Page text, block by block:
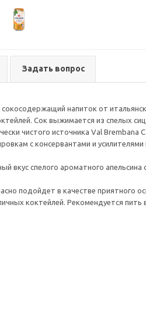
Задать вопрос
сокосодержащий напиток от
Сок выжимается из спелых
чистого источника Val
с консервантами и усилителями
вкус спелого ароматного
подойдет в качестве приятного
коктейлей. Рекомендуется